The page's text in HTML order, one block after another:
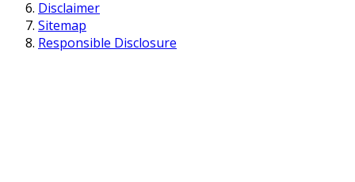
Disclaimer
Sitemap
Responsible Disclosure